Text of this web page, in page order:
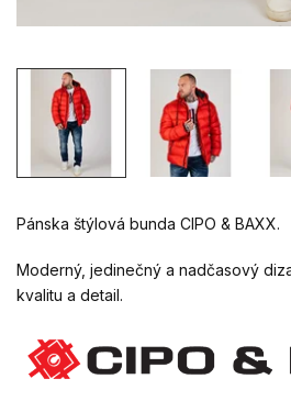
Pánska štýlová bunda CIPO & BAXX.
Moderný, jedinečný a nadčasový
kvalitu a detail.